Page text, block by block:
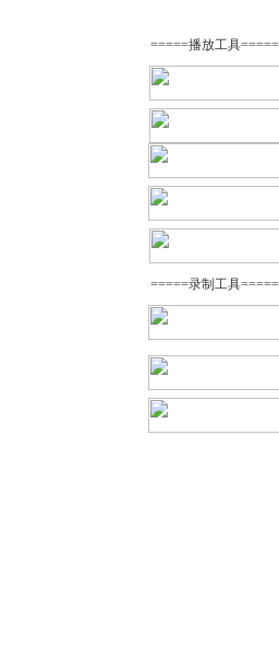
=====播放工具=====
=====录制工具=====